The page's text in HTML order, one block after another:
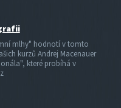
mlhy" hodnotí v tomto
kurzů Andrej Macenauer
které probíhá v